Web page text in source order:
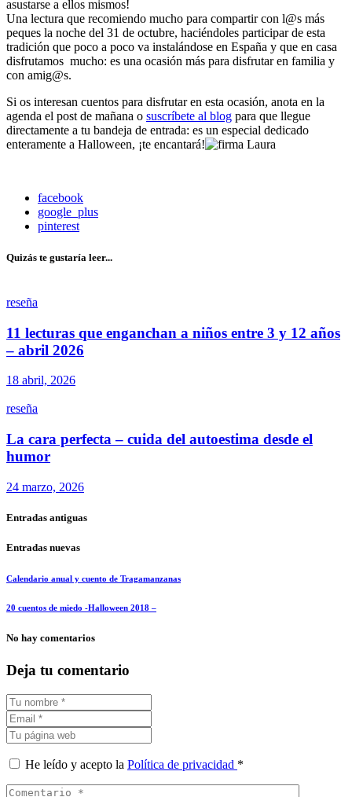
asustarse a ellos mismos!
Una lectura que recomiendo mucho para compartir con l@s más
peques la noche del 31 de octubre, haciéndoles participar de esta
tradición que poco a poco va instalándose en España y que en casa
disfrutamos mucho: es una ocasión más para disfrutar en familia y
con amig@s.
Si os interesan cuentos para disfrutar en esta ocasión, anota en la
agenda el post de mañana o suscríbete al blog para que llegue
directamente a tu bandeja de entrada: es un especial dedicado
enteramente a Halloween, ¡te encantará!
facebook
google_plus
pinterest
Quizás te gustaría leer...
reseña
11 lecturas que enganchan a niños entre 3 y 12 años
– abril 2026
18 abril, 2026
reseña
La cara perfecta – cuida del autoestima desde el
humor
24 marzo, 2026
Entradas antiguas
Entradas nuevas
Calendario anual y cuento de Tragamanzanas
20 cuentos de miedo -Halloween 2018 –
No hay comentarios
Deja tu comentario
He leído y acepto la Política de privacidad *